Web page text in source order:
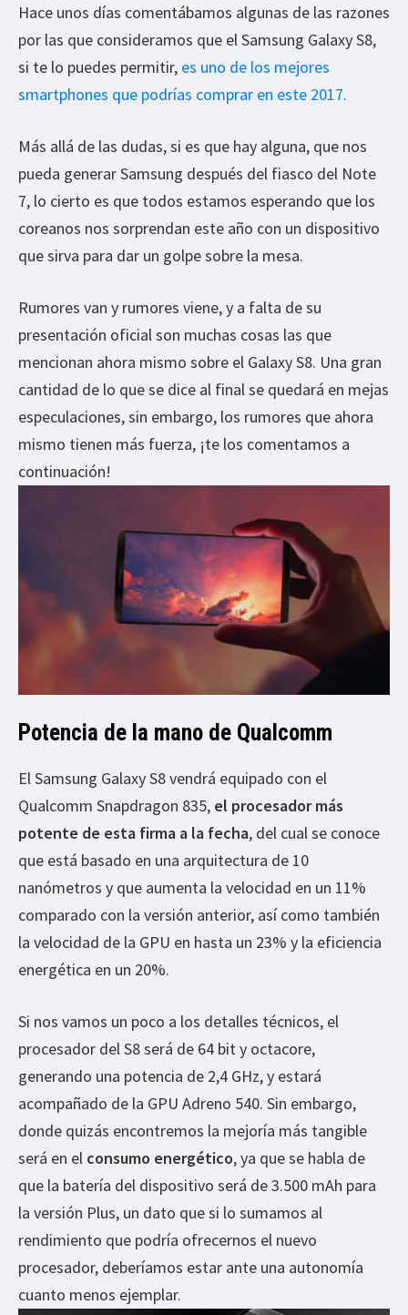
Hace unos días comentábamos algunas de las razones
por las que consideramos que el Samsung Galaxy S8,
si te lo puedes permitir, es uno de los mejores
smartphones que podrías comprar en este 2017.
Más allá de las dudas, si es que hay alguna, que nos
pueda generar Samsung después del fiasco del Note
7, lo cierto es que todos estamos esperando que los
coreanos nos sorprendan este año con un dispositivo
que sirva para dar un golpe sobre la mesa.
Rumores van y rumores viene, y a falta de su
presentación oficial son muchas cosas las que
mencionan ahora mismo sobre el Galaxy S8. Una gran
cantidad de lo que se dice al final se quedará en mejas
especulaciones, sin embargo, los rumores que ahora
mismo tienen más fuerza, ¡te los comentamos a
continuación!
Potencia de la mano de Qualcomm
El Samsung Galaxy S8 vendrá equipado con el
Qualcomm Snapdragon 835, el procesador más
potente de esta firma a la fecha, del cual se conoce
que está basado en una arquitectura de 10
nanómetros y que aumenta la velocidad en un 11%
comparado con la versión anterior, así como también
la velocidad de la GPU en hasta un 23% y la eficiencia
energética en un 20%.
Si nos vamos un poco a los detalles técnicos, el
procesador del S8 será de 64 bit y octacore,
generando una potencia de 2,4 GHz, y estará
acompañado de la GPU Adreno 540. Sin embargo,
donde quizás encontremos la mejoría más tangible
será en el consumo energético, ya que se habla de
que la batería del dispositivo será de 3.500 mAh para
la versión Plus, un dato que si lo sumamos al
rendimiento que podría ofrecernos el nuevo
procesador, deberíamos estar ante una autonomía
cuanto menos ejemplar.